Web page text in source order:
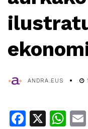
ANDRA.EUS
X